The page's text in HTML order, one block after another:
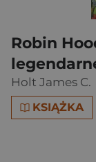
Robin
Holt James C.
KSIĄŻKA